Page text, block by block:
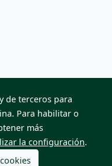
Venta de Piezas
de terceros para
Para habilitar o
más
la configuración.